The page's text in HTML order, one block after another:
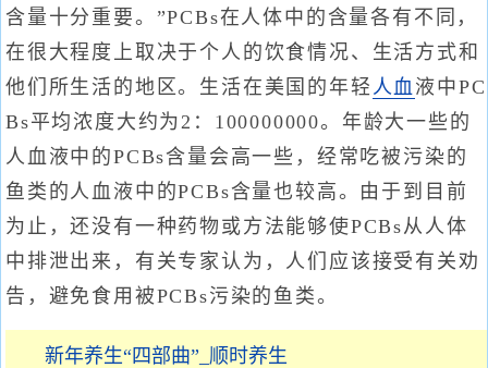
含量十分重要。”PCBs在人体中的含量各有不同，
在很大程度上取决于个人的饮食情况、生活方式和
他们所生活的地区。生活在美国的年轻 人血液中PC
Bs平均浓度大约为2：100000000。年龄大一些的
人血液中的PCBs含量会高一些，经常吃被污染的
鱼类的人血液中的PCBs含量也较高。由于到目前
为止，还没有一种药物或方法能够使PCBs从人体
中排泄出来，有关专家认为，人们应该接受有关劝
告，避免食用被PCBs污染的鱼类。
新年养生“四部曲”_顺时养生